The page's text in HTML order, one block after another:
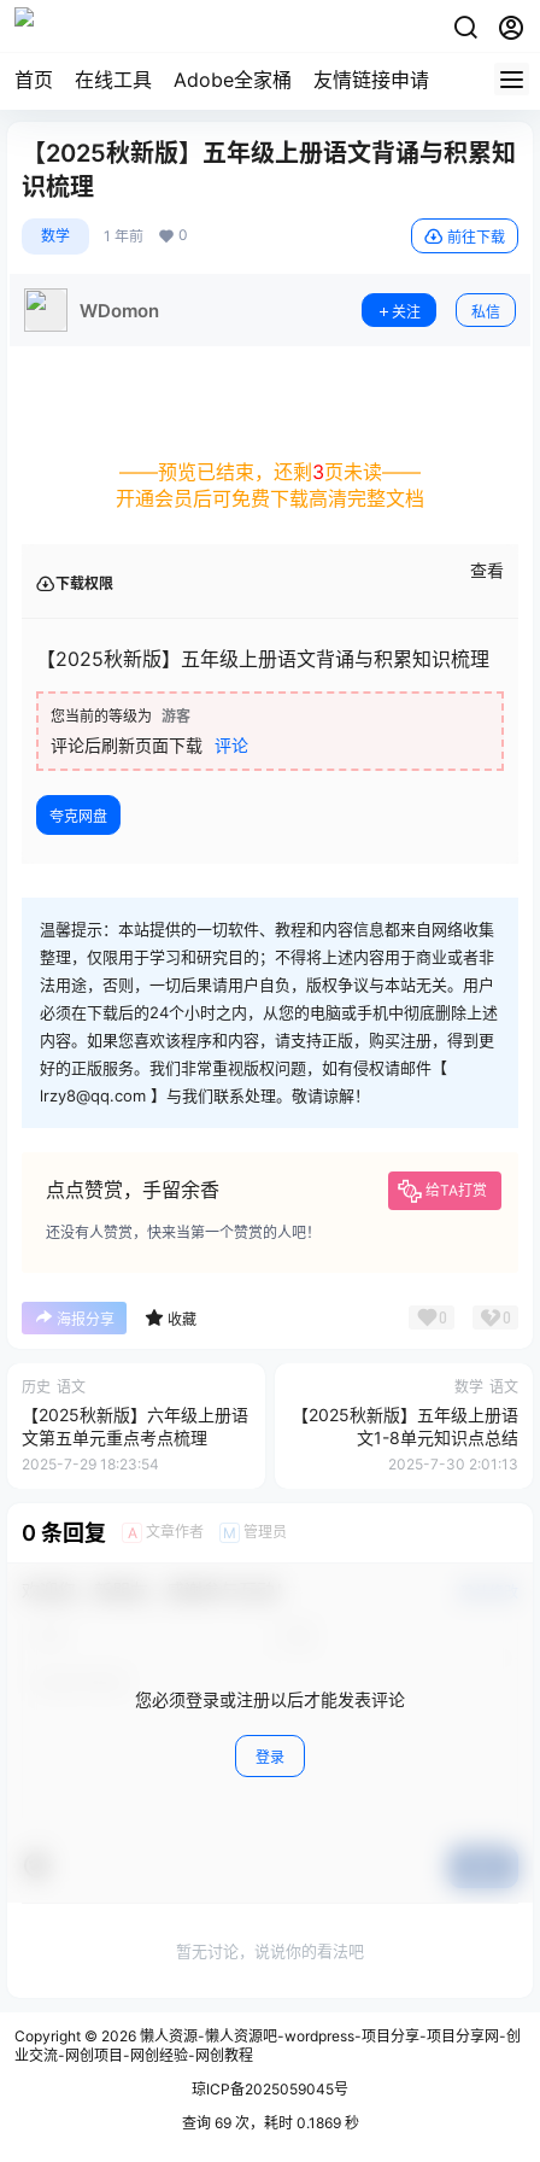
首页 在线工具 Adobe全家桶 友情链接申请
【2025秋新版】五年级上册语文背诵与积累知
识梳理
数学 1 年前 0 前往下载
WDomon 关注 私信
——预览已结束，还剩 3页未读——
开通会员后可免费下载高清完整文档
下载权限
查看
【2025秋新版】五年级上册语文背诵与积累知识梳理
您当前的等级为 游客
评论后刷新页面下载 评论
夸克网盘
温馨提示：本站提供的一切软件、教程和内容信息都来自网络收集
整理，仅限用于学习和研究目的；不得将上述内容用于商业或者非
法用途，否则，一切后果请用户自负，版权争议与本站无关。用户
必须在下载后的24个小时之内，从您的电脑或手机中彻底删除上述
内容。如果您喜欢该程序和内容，请支持正版，购买注册，得到更
好的正版服务。我们非常重视版权问题，如有侵权请邮件【
lrzy8@qq.com 】与我们联系处理。敬请谅解！
点点赞赏，手留余香 给TA打赏
还没有人赞赏，快来当第一个赞赏的人吧！
海报分享 收藏 0 0
历史 语文
【2025秋新版】六年级上册语
文第五单元重点考点梳理
2025-7-29 18:23:54
数学 语文
【2025秋新版】五年级上册语
文1-8单元知识点总结
2025-7-30 2:01:13
0 条回复 A 文章作者 M 管理员
您必须登录或注册以后才能发表评论
登录
暂无讨论，说说你的看法吧
Copyright © 2026 懒人资源-懒人资源吧-wordpress-项目分享-项目分享网-创
业交流-网创项目-网创经验-网创教程
琼ICP备2025059045号
查询 69 次，耗时 0.1869 秒